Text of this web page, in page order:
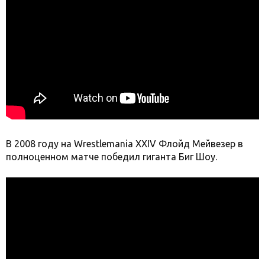
В 2008 году на Wrestlemania XXIV Флойд Мейвезер в
полноценном матче победил гиганта Биг Шоу.